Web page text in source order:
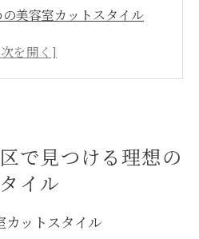
美容室カットスタイル
室が提供するカットの魅力
ット技術に注目
だけのカットスタイルの
えるカットスタイルの選
で見つける理想の
イル
カットスタイル